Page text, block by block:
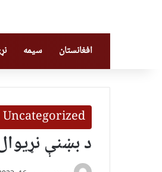
افغانستان سیمه
Uncategorized
د بښنې نړیوال